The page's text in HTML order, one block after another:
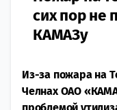
сих пор не
КАМАЗу
Из-за пожара на
Челнах ОАО